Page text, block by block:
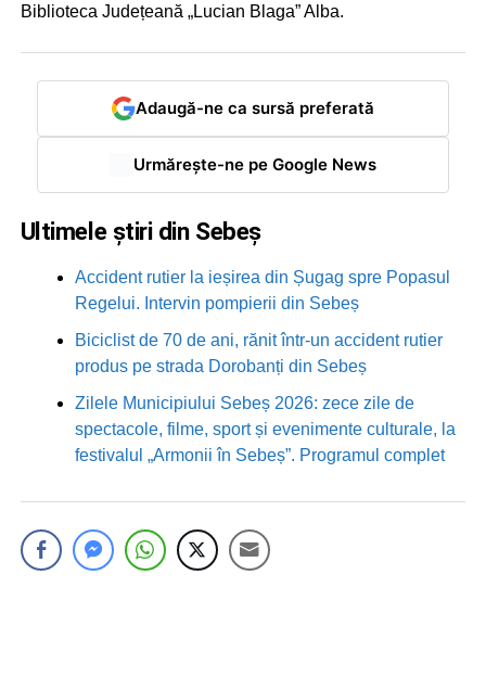
Biblioteca Județeană „Lucian Blaga” Alba.
Adaugă-ne ca sursă preferată
Urmărește-ne pe Google News
Ultimele știri din Sebeș
Accident rutier la ieșirea din Șugag spre Popasul
Regelui. Intervin pompierii din Sebeș
Biciclist de 70 de ani, rănit într-un accident rutier
produs pe strada Dorobanți din Sebeș
Zilele Municipiului Sebeș 2026: zece zile de
spectacole, filme, sport și evenimente culturale, la
festivalul „Armonii în Sebeș”. Programul complet